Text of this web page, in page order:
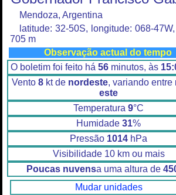
Mendoza, Argentina
latitude: 32-50S, longitude: 068-
705 m
Observação actual do tempo
O boletim foi feito há 56minutos, às
Vento 8kt de nordeste, variando entre
este
Temperatura 9°C
Humidade 31%
Pressão 1014 hPa
Visibilidade 10 km ou mais
Poucas nuvensa uma altura de
Mudar unidades